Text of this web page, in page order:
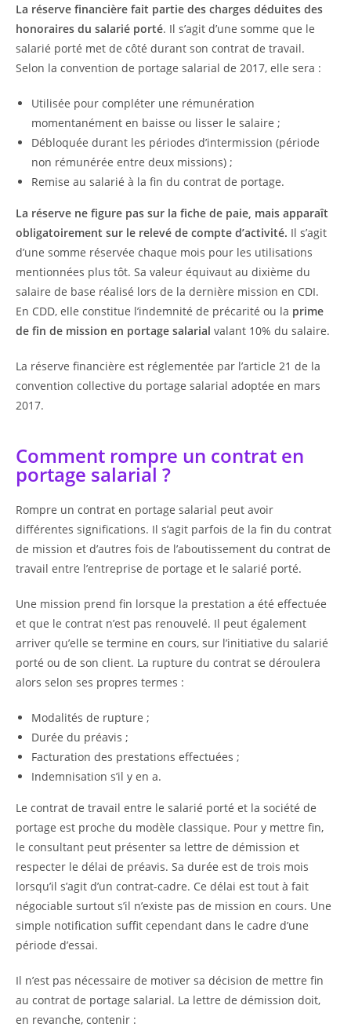
La réserve financière fait partie des charges déduites des
honoraires du salarié porté. Il s’agit d’une somme que le
salarié porté met de côté durant son contrat de travail.
Selon la convention de portage salarial de 2017, elle sera :
Utilisée pour compléter une rémunération
momentanément en baisse ou lisser le salaire ;
Débloquée durant les périodes d’intermission (période
non rémunérée entre deux missions) ;
Remise au salarié à la fin du contrat de portage.
La réserve ne figure pas sur la fiche de paie, mais apparaît
obligatoirement sur le relevé de compte d’activité. Il s’agit
d’une somme réservée chaque mois pour les utilisations
mentionnées plus tôt. Sa valeur équivaut au dixième du
salaire de base réalisé lors de la dernière mission en CDI.
En CDD, elle constitue l’indemnité de précarité ou la prime
de fin de mission en portage salarial valant 10% du salaire.
La réserve financière est réglementée par l’article 21 de la
convention collective du portage salarial adoptée en mars
2017.
Comment rompre un contrat en
portage salarial ?
Rompre un contrat en portage salarial peut avoir
différentes significations. Il s’agit parfois de la fin du contrat
de mission et d’autres fois de l’aboutissement du contrat de
travail entre l’entreprise de portage et le salarié porté.
Une mission prend fin lorsque la prestation a été effectuée
et que le contrat n’est pas renouvelé. Il peut également
arriver qu’elle se termine en cours, sur l’initiative du salarié
porté ou de son client. La rupture du contrat se déroulera
alors selon ses propres termes :
Modalités de rupture ;
Durée du préavis ;
Facturation des prestations effectuées ;
Indemnisation s’il y en a.
Le contrat de travail entre le salarié porté et la société de
portage est proche du modèle classique. Pour y mettre fin,
le consultant peut présenter sa lettre de démission et
respecter le délai de préavis. Sa durée est de trois mois
lorsqu’il s’agit d’un contrat-cadre. Ce délai est tout à fait
négociable surtout s’il n’existe pas de mission en cours. Une
simple notification suffit cependant dans le cadre d’une
période d’essai.
Il n’est pas nécessaire de motiver sa décision de mettre fin
au contrat de portage salarial. La lettre de démission doit,
en revanche, contenir :